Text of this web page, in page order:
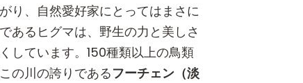
り、自然愛好家にとってはまさに
あるヒグマは、野生の力と美しさ
しています。150種類以上の鳥類
の川の誇りであるフーチェン（淡